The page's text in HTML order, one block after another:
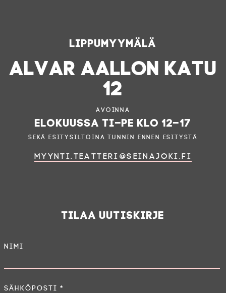
Lippumyymälä
ALVAR AALLON KATU
12
Avoinna
elokuussa ti–pe klo 12–17
sekä esitysiltoina tunnin ennen esitystä
myynti.teatteri@seinajoki.fi
Tilaa uutiskirje
Nimi
Sähköposti *